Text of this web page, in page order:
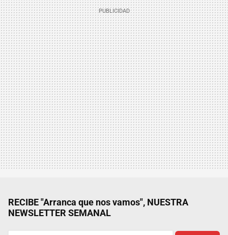
RECIBE "Arranca que nos vamos", NUESTRA
NEWSLETTER SEMANAL